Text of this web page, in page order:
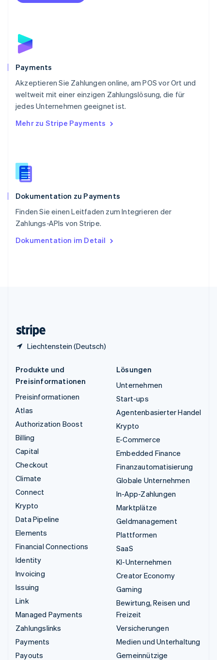
Payments
Akzeptieren Sie Zahlungen online, am POS vor Ort und
weltweit mit einer einzigen Zahlungslösung, die für
jedes Unternehmen geeignet ist.
Mehr zu Stripe Payments
Dokumentation zu Payments
Finden Sie einen Leitfaden zum Integrieren der
Zahlungs-APIs von Stripe.
Dokumentation im Detail
Liechtenstein (Deutsch)
Portugal
Schweden
Schweiz
Singapur
English简体中文
Slowakei
Slowenien
English
Spanien
Thailand
Tschechische Republik
English
English
Produkte und
Preisinformationen
Preisinformationen
Atlas
Authorization Boost
Billing
Capital
Checkout
Climate
Connect
Krypto
Data Pipeline
Elements
Financial Connections
Identity
Invoicing
Issuing
Link
Managed Payments
Zahlungslinks
Payments
Payouts
Lösungen
Unternehmen
Start-ups
Agentenbasierter Handel
Krypto
E-Commerce
Embedded Finance
Finanzautomatisierung
Globale Unternehmen
In-App-Zahlungen
Marktplätze
Geldmanagement
Plattformen
SaaS
KI-Unternehmen
Creator Economy
Gaming
Bewirtung, Reisen und
Freizeit
Versicherungen
Medien und Unterhaltung
Gemeinnützige